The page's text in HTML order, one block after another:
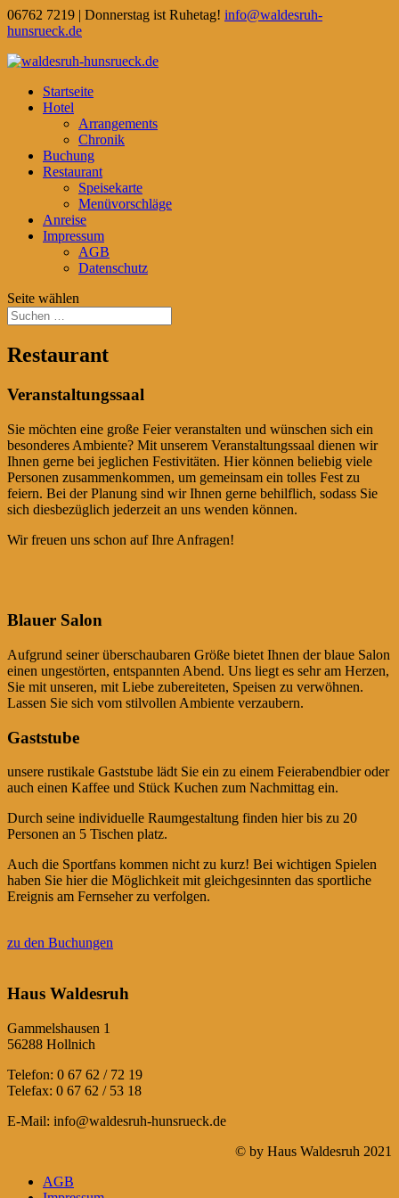
06762 7219 | Donnerstag ist Ruhetag! info@waldesruh-
hunsrueck.de
Startseite
Hotel
Arrangements
Chronik
Buchung
Restaurant
Speisekarte
Menüvorschläge
Anreise
Impressum
AGB
Datenschutz
Seite wählen
Restaurant
Veranstaltungssaal
Sie möchten eine große Feier veranstalten und wünschen sich ein
besonderes Ambiente? Mit unserem Veranstaltungssaal dienen wir
Ihnen gerne bei jeglichen Festivitäten. Hier können beliebig viele
Personen zusammenkommen, um gemeinsam ein tolles Fest zu
feiern. Bei der Planung sind wir Ihnen gerne behilflich, sodass Sie
sich diesbezüglich jederzeit an uns wenden können.
Wir freuen uns schon auf Ihre Anfragen!
Blauer Salon
Aufgrund seiner überschaubaren Größe bietet Ihnen der blaue Salon
einen ungestörten, entspannten Abend. Uns liegt es sehr am Herzen,
Sie mit unseren, mit Liebe zubereiteten, Speisen zu verwöhnen.
Lassen Sie sich vom stilvollen Ambiente verzaubern.
Gaststube
unsere rustikale Gaststube lädt Sie ein zu einem Feierabendbier oder
auch einen Kaffee und Stück Kuchen zum Nachmittag ein.
Durch seine individuelle Raumgestaltung finden hier bis zu 20
Personen an 5 Tischen platz.
Auch die Sportfans kommen nicht zu kurz! Bei wichtigen Spielen
haben Sie hier die Möglichkeit mit gleichgesinnten das sportliche
Ereignis am Fernseher zu verfolgen.
zu den Buchungen
Haus Waldesruh
Gammelshausen 1
56288 Hollnich
Telefon: 0 67 62 / 72 19
Telefax: 0 67 62 / 53 18
E-Mail: info@waldesruh-hunsrueck.de
© by Haus Waldesruh 2021
AGB